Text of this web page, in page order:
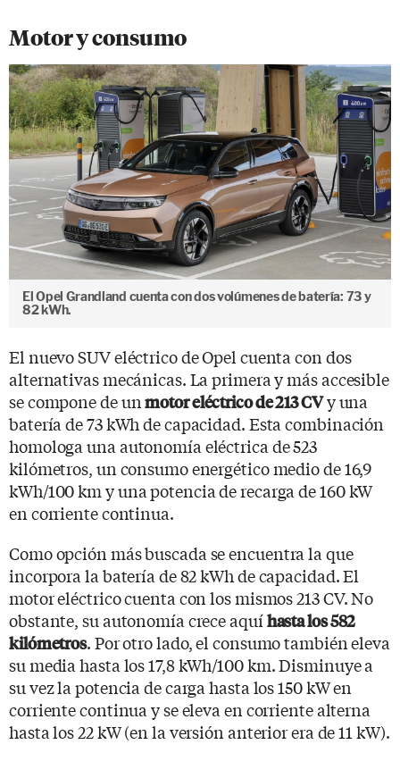
Motor y consumo
El Opel Grandland cuenta con dos volúmenes de batería: 73 y
82 kWh.
El nuevo SUV eléctrico de Opel cuenta con dos
alternativas mecánicas. La primera y más accesible
se compone de unmotor eléctrico de 213 CVy una
batería de 73 kWh de capacidad. Esta combinación
homologa una autonomía eléctrica de 523
kilómetros, un consumo energético medio de 16,9
kWh/100 km y una potencia de recarga de 160 kW
en corriente continua.
Como opción más buscada se encuentra la que
incorpora la batería de 82 kWh de capacidad. El
motor eléctrico cuenta con los mismos 213 CV. No
obstante, su autonomía crece aquíhasta los 582
kilómetros. Por otro lado, el consumo también eleva
su media hasta los 17,8 kWh/100 km. Disminuye a
su vez la potencia de carga hasta los 150 kW en
corriente continua y se eleva en corriente alterna
hasta los 22 kW (en la versión anterior era de 11 kW).